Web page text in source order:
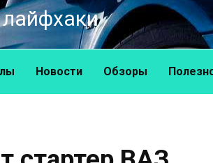
Новости Обзоры